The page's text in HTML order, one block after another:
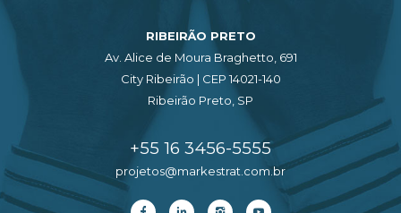
RIBEIRÃO PRETO
Av. Alice de Moura Braghetto, 691
City Ribeirão | CEP 14021-140
Ribeirão Preto, SP
+55 16 3456-5555
projetos@markestrat.com.br